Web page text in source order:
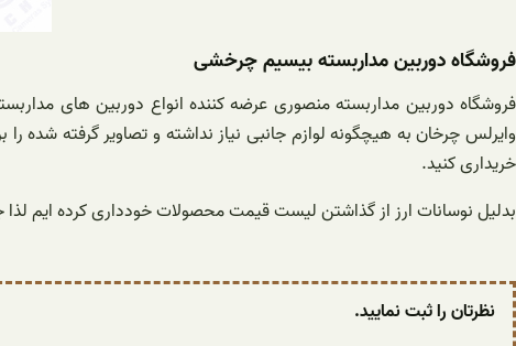
فروشگاه دوربین مداربسته بیسیم چرخشی
وایرلس چرخان به هیچگونه لوازم جانبی نیاز نداشته و تصاویر گرفته شده
خریداری کنید.
بدلیل نوسانات ارز از گذاشتن لیست قیمت محصولات خودداری کرده ایم
نظرتان را ثبت نمایید.